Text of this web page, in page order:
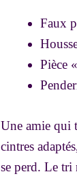
Faux
Pièce
Une amie qui
cintres
se perd. Le tri